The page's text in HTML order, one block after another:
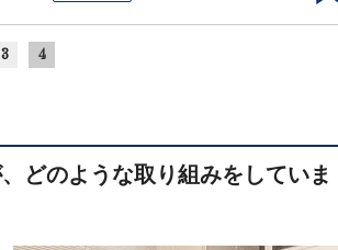
3 4
どのような取り組みをしていま